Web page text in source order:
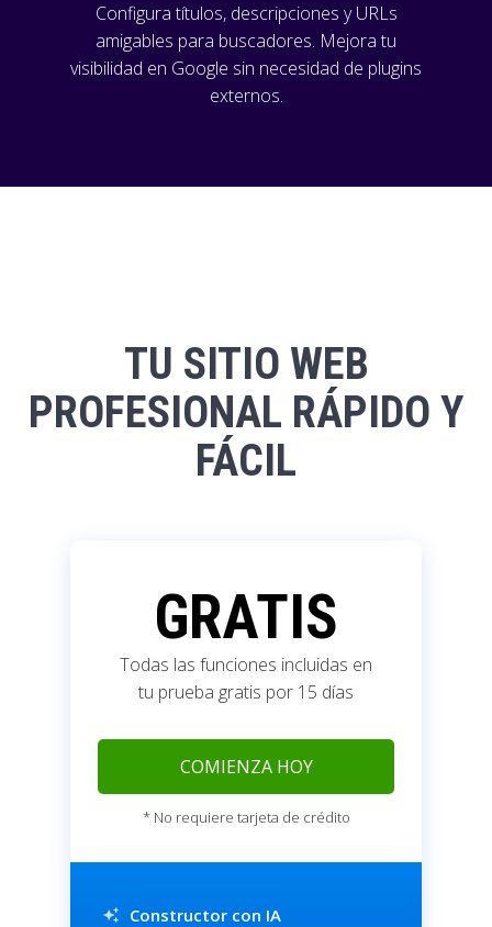
Configura títulos, descripciones y URLs
amigables para buscadores. Mejora tu
visibilidad en Google sin necesidad de plugins
externos.
TU SITIO WEB
PROFESIONAL RÁPIDO Y
FÁCIL
Constructor con IA
GRATIS
Todas las funciones incluidas en
tu prueba gratis por 15 días
COMIENZA HOY
* No requiere tarjeta de crédito